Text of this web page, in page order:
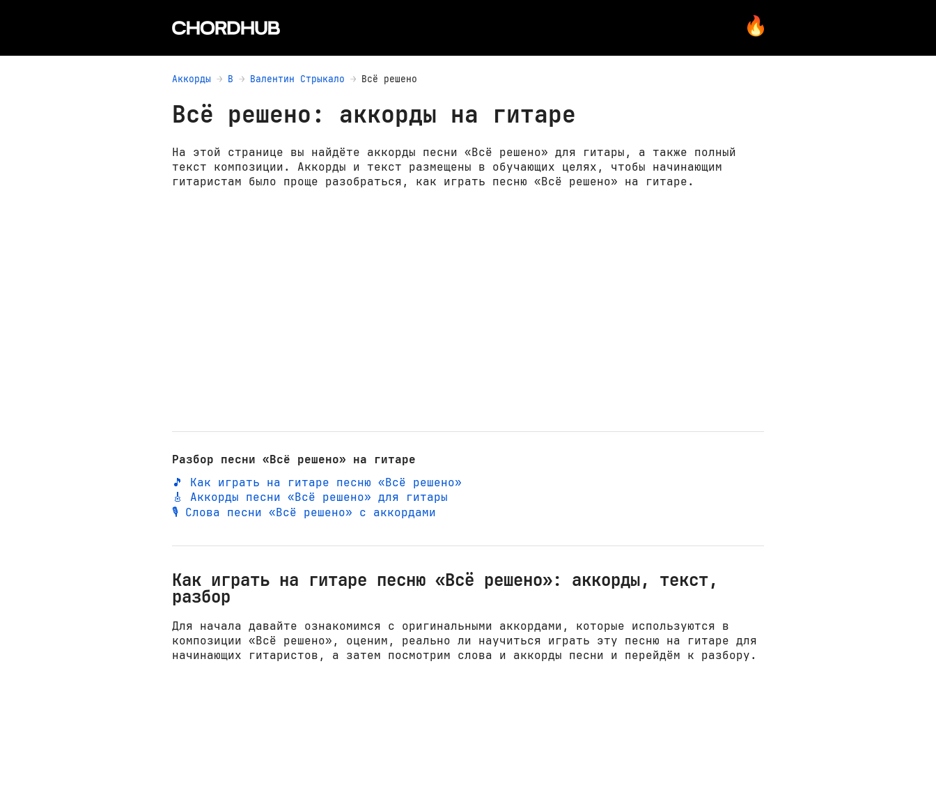
Аккорды В Валентин Стрыкало Всё решено
Всё решено: аккорды на гитаре
На этой странице вы найдёте аккорды песни «Всё решено» для гитары, а также полный
текст композиции. Аккорды и текст размещены в обучающих целях, чтобы начинающим
гитаристам было проще разобраться, как играть песню «Всё решено» на гитаре.
Разбор песни «Всё решено» на гитаре
🎵 Как играть на гитаре песню «Всё решено»
🎸 Аккорды песни «Всё решено» для гитары
🎙️ Слова песни «Всё решено» с аккордами
Как играть на гитаре песню «Всё решено»: аккорды, текст,
разбор
Для начала давайте ознакомимся с оригинальными аккордами, которые используются в
композиции «Всё решено», оценим, реально ли научиться играть эту песню на гитаре для
начинающих гитаристов, а затем посмотрим слова и аккорды песни и перейдём к разбору.